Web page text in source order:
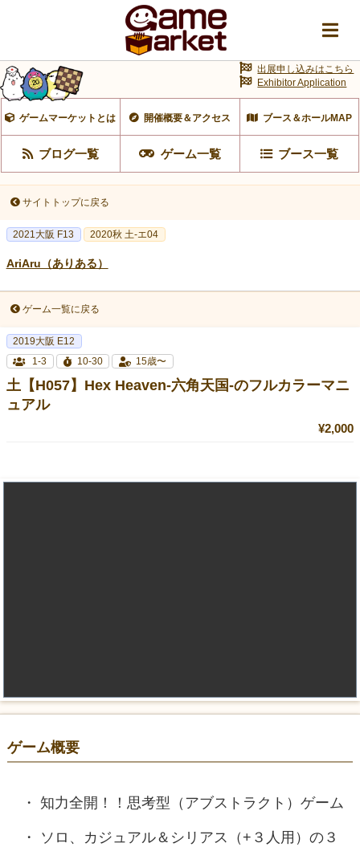
ゲームマーケットとは 開催概要＆アクセス ブース＆ホールMAP
ブログ一覧 ゲーム一覧 ブース一覧
出展申し込みはこちら
Exhibitor Application
サイトトップに戻る
2021大阪 F13 2020秋 土-エ04
AriAru（ありある）
ゲーム一覧に戻る
2019大阪 E12
1-3
10-30 15歳〜
土【H057】Hex Heaven-六角天国-のフルカラーマニ
ュアル
¥2,000
ゲーム概要
知力全開！！思考型（アブストラクト）ゲーム
ソロ、カジュアル＆シリアス（+３人用）の３